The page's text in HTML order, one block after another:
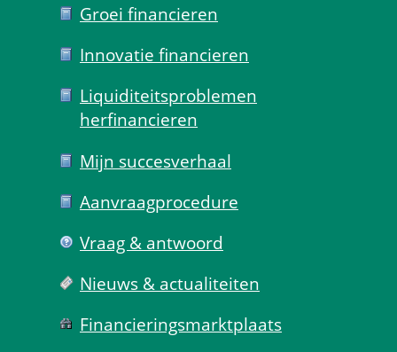
Groei financieren
Innovatie financieren
Liquiditeits­problemen
herfinancieren
Mijn succes­verhaal
Aanvraag­procedure
Vraag & antwoord
Nieuws & actualiteiten
Financierings­markt­plaats